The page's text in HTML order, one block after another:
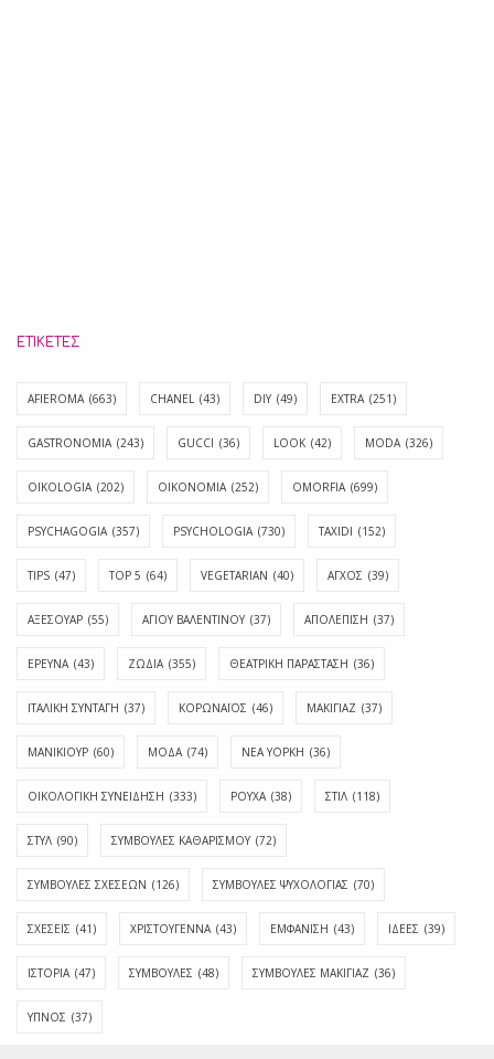
ΕΤΙΚΈΤΕΣ
AFIEROMA (663) CHANEL (43) DIY (49) EXTRA (251)
GASTRONOMIA (243) GUCCI (36) LOOK (42) MODA (326)
OIKOLOGIA (202) OIKONOMIA (252) OMORFIA (699)
PSYCHAGOGIA (357) PSYCHOLOGIA (730) TAXIDI (152)
TIPS (47) TOP 5 (64) VEGETARIAN (40) ΑΓΧΟΣ (39)
ΑΞΕΣΟΥΑΡ (55) ΑΓΊΟΥ ΒΑΛΕΝΤΊΝΟΥ (37) ΑΠΟΛΈΠΙΣΗ (37)
ΕΡΕΥΝΑ (43) ΖΩΔΙΑ (355) ΘΕΑΤΡΙΚΗ ΠΑΡΑΣΤΑΣΗ (36)
ΙΤΑΛΙΚΗ ΣΥΝΤΑΓΗ (37) ΚΟΡΩΝΑΪΟΣ (46) ΜΑΚΙΓΙΑΖ (37)
ΜΑΝΙΚΙΟΥΡ (60) ΜΟΔΑ (74) ΝΕΑ ΥΟΡΚΗ (36)
ΟΙΚΟΛΟΓΙΚΗ ΣΥΝΕΙΔΗΣΗ (333) ΡΟΥΧΑ (38) ΣΤΙΛ (118)
ΣΤΥΛ (90) ΣΥΜΒΟΥΛΕΣ ΚΑΘΑΡΙΣΜΟΥ (72)
ΣΥΜΒΟΥΛΕΣ ΣΧΕΣΕΩΝ (126) ΣΥΜΒΟΥΛΕΣ ΨΥΧΟΛΟΓΙΑΣ (70)
ΣΧΕΣΕΙΣ (41) ΧΡΙΣΤΟΥΓΕΝΝΑ (43) ΕΜΦΆΝΙΣΗ (43) ΙΔΈΕΣ (39)
ΙΣΤΟΡΊΑ (47) ΣΥΜΒΟΥΛΈΣ (48) ΣΥΜΒΟΥΛΈΣ ΜΑΚΙΓΙΆΖ (36)
ΎΠΝΟΣ (37)